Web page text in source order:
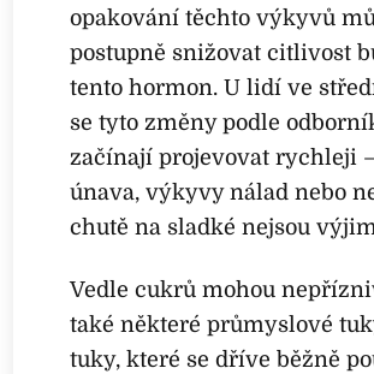
opakování těchto výkyvů
postupně snižovat citlivost
tento hormon. U lidí ve
se tyto změny podle
začínají projevovat rychleji
únava, výkyvy nálad nebo
chutě na sladké nejsou
Vedle cukrů mohou
také některé průmyslové
tuky, které se dříve běžně